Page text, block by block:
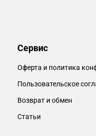
Сервис
Оферта и политика
Пользовательское
Возврат и обмен
Статьи